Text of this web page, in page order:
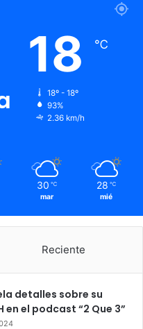
18 ℃
18º - 18º
93%
2.36 km/h
30 ℃
mar
28 ℃
mié
Reciente
detalles sobre su
en el podcast “2 Que 3”